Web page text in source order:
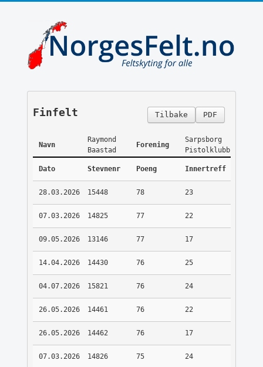
PDF
Tilbake
Finfelt
Navn
Raymond
Baastad
Forening
Sarpsborg
Pistolklubb
Dato Stevnenr Poeng Innertreff
28.03.2026 15448 78 23
07.03.2026 14825 77 22
09.05.2026 13146 77 17
14.04.2026 14430 76 25
04.07.2026 15821 76 24
26.05.2026 14461 76 22
26.05.2026 14462 76 17
07.03.2026 14826 75 24